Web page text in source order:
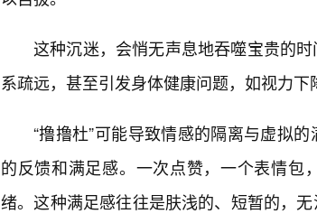
这种沉迷，会悄无声息地吞噬宝贵的
系疏远，甚至引发身体健康问题，如视力下
“撸撸杜”可能导致情感的隔离与虚拟
的反馈和满足感。一次点赞，一个表情包
绪。这种满足感往往是肤浅的、短暂的，